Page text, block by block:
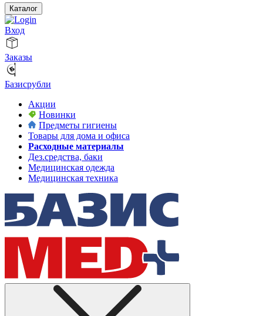
Каталог
Вход
Заказы
Базисрубли
Акции
Новинки
Предметы гигиены
Товары для дома и офиса
Расходные материалы
Дез.средства, баки
Медицинская одежда
Медицинская техника